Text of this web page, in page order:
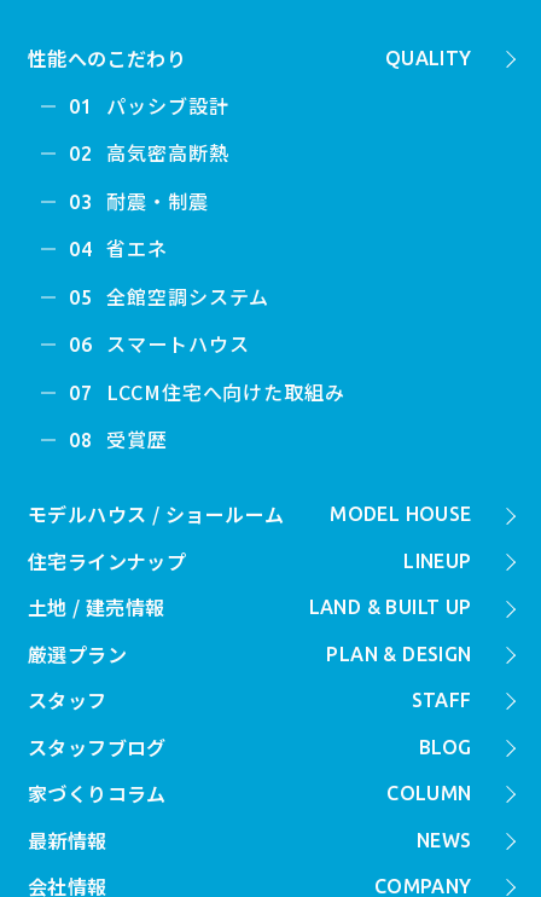
QUALITY
性能へのこだわり
01 パッシブ設計
02 高気密高断熱
03 耐震・制震
04 省エネ
05 全館空調システム
06 スマートハウス
07 LCCM住宅へ向けた取組み
08 受賞歴
MODEL HOUSE
モデルハウス / ショールーム
LINEUP
住宅ラインナップ
LAND & BUILT UP
土地 / 建売情報
PLAN & DESIGN
厳選プラン
STAFF
スタッフ
BLOG
スタッフブログ
COLUMN
家づくりコラム
NEWS
最新情報
COMPANY
会社情報